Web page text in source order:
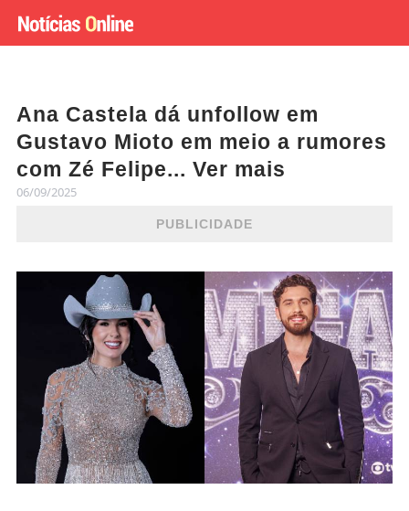
Ana Castela dá unfollow em
Gustavo Mioto em meio a rumores
com Zé Felipe... Ver mais
06/09/2025
PUBLICIDADE